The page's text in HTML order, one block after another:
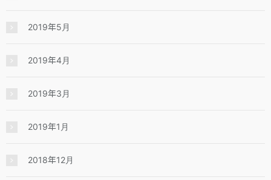
2019年5月
2019年4月
2019年3月
2019年1月
2018年12月